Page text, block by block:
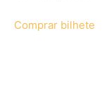
Comprar bilhete